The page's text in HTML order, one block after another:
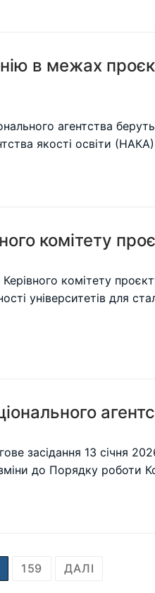
в межах
агентства
якості освіти
комітету
комітету
університетів для
засідання 13 січня
до Порядку роботи
159 ДАЛІ